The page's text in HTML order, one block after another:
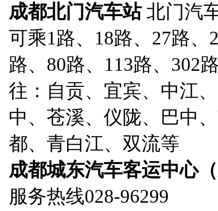
成都北门汽车站北门汽
可乘1路、18路、27路、
路、80路、113路、302
往：自贡、宜宾、中江
中、苍溪、仪陇、巴中
都、青白江、双流等
成都城东汽车客运中心
服务热线028-96299